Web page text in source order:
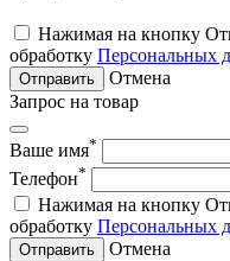
Нажимая на кнопку
обработку Персональных
Отправить
Отмена
Запрос на товар
Ваше имя*
Телефон*
Нажимая на кнопку
обработку Персональных
Отправить
Отмена